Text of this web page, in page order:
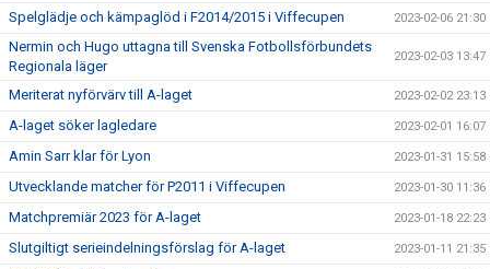
Spelglädje och kämpaglöd i F2014/2015 i Viffecupen 2023-02-06 21:30
Nermin och Hugo uttagna till Svenska Fotbollsförbundets
Regionala läger
2023-02-03 13:47
Meriterat nyförvärv till A-laget 2023-02-02 23:13
A-laget söker lagledare 2023-02-01 16:07
Amin Sarr klar för Lyon 2023-01-31 15:58
Utvecklande matcher för P2011 i Viffecupen 2023-01-30 11:36
Matchpremiär 2023 för A-laget 2023-01-18 22:23
Slutgiltigt serieindelningsförslag för A-laget 2023-01-11 21:35